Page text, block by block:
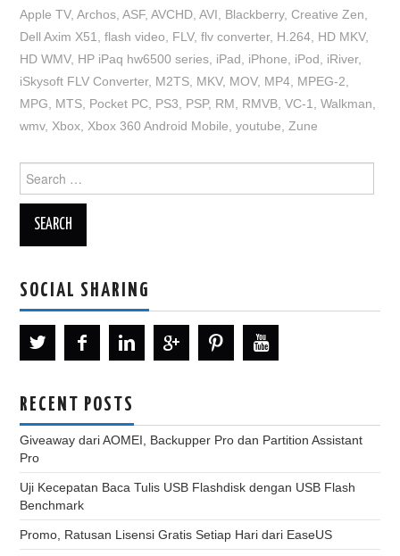
Apple TV,Archos ,ASF,AVCHD ,AVI Blackberry,Creative Zen
Dell Axim X51
,flash video FLV,flv converter, H.264 HD MKV,
HD WMV, HP iPaq hw6500 series iPad iPhone iPod iRiver,
iSkysoft FLV Converter, M2TS MKV, MOV, MP4 MPEG-2
MPG
MTS Pocket PC PS3 PSP, RM RMVB ,VC-1 ,Walkman
wmv, Xbox Xbox 360 Android Mobile ,youtube Zune
for:
SOCIAL SHARING
RECENT POSTS
Giveaway dari AOMEI, Backupper Pro dan Partition Assistant
Pro
Uji Kecepatan Baca Tulis USB Flashdisk dengan USB Flash
Benchmark
Promo, Ratusan Lisensi Gratis Setiap Hari dari EaseUS